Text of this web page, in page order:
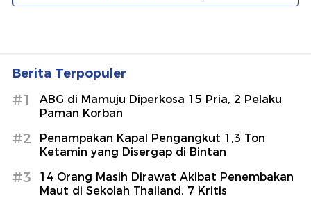
Berita Terpopuler
#1
ABG di Mamuju Diperkosa 15 Pria, 2 Pelaku
Paman Korban
#2
Penampakan Kapal Pengangkut 1,3 Ton
Ketamin yang Disergap di Bintan
#3
14 Orang Masih Dirawat Akibat Penembakan
Maut di Sekolah Thailand, 7 Kritis